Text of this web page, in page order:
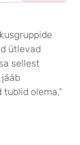
ütlevad
sellest
olema,“